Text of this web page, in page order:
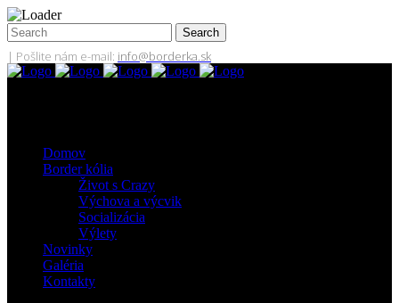
| Pošlite nám e-mail: info@borderka.sk
Domov
Border kólia
Život s Crazy
Výchova a výcvik
Socializácia
Výlety
Novinky
Galéria
Kontakty